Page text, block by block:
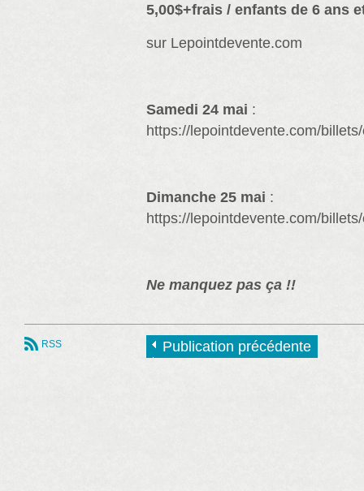
5,00$+frais / enfants de 6 ans
sur Lepointdevente.com
Samedi 24 mai :
https://lepointdevente.com/
Dimanche 25 mai :
https://lepointdevente.com/
Ne manquez pas ça !!
RSS Publication précédente